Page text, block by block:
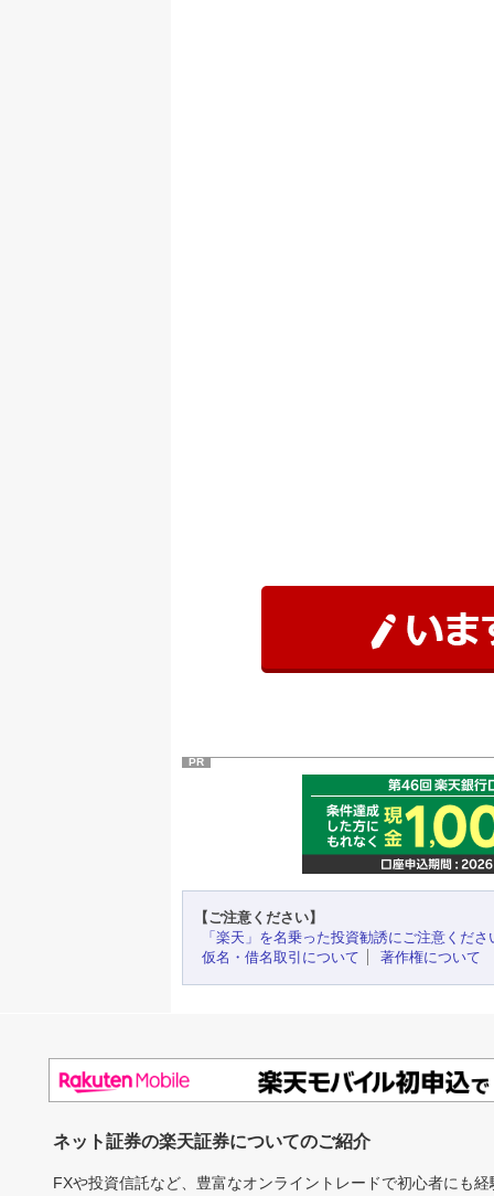
PR
【ご注意ください】
「楽天」を名乗った投資勧誘にご注意くださ
仮名・借名取引について
著作権について
ネット証券の楽天証券についてのご紹介
FXや投資信託など、豊富なオンライントレードで初心者にも